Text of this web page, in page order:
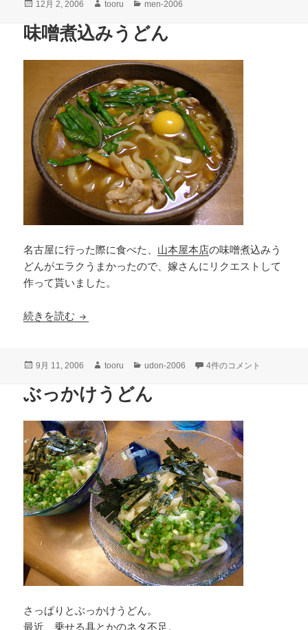
投
日:
12月 2, 2006
作
者
tooru
カ
ゴ
リ
men-2006
味噌煮込みうどん
名古屋に行った際に食べた、 山本屋本店の味噌煮込みう
どんがエラクうまかったので、嫁さんにリクエストして
作って貰いました。
続きを読む 味噌煮込みうどん
投
日:
9月 11, 2006
作
者
tooru
カ
ゴ
リ
udon-2006 味噌煮込みうどん への
4件のコメント
ぶっかけうどん
さっぱりとぶっかけうどん。
最近、乗せる具とかのネタ不足。